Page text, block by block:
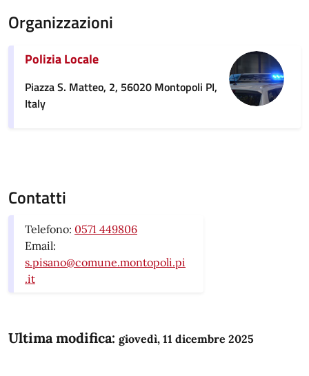
Organizzazioni
Polizia Locale
Piazza S. Matteo, 2, 56020 Montopoli PI,
Italy
Contatti
Telefono: 0571 449806
Email:
s.pisano@comune.montopoli.pi
.it
Ultima modifica: giovedì, 11 dicembre 2025